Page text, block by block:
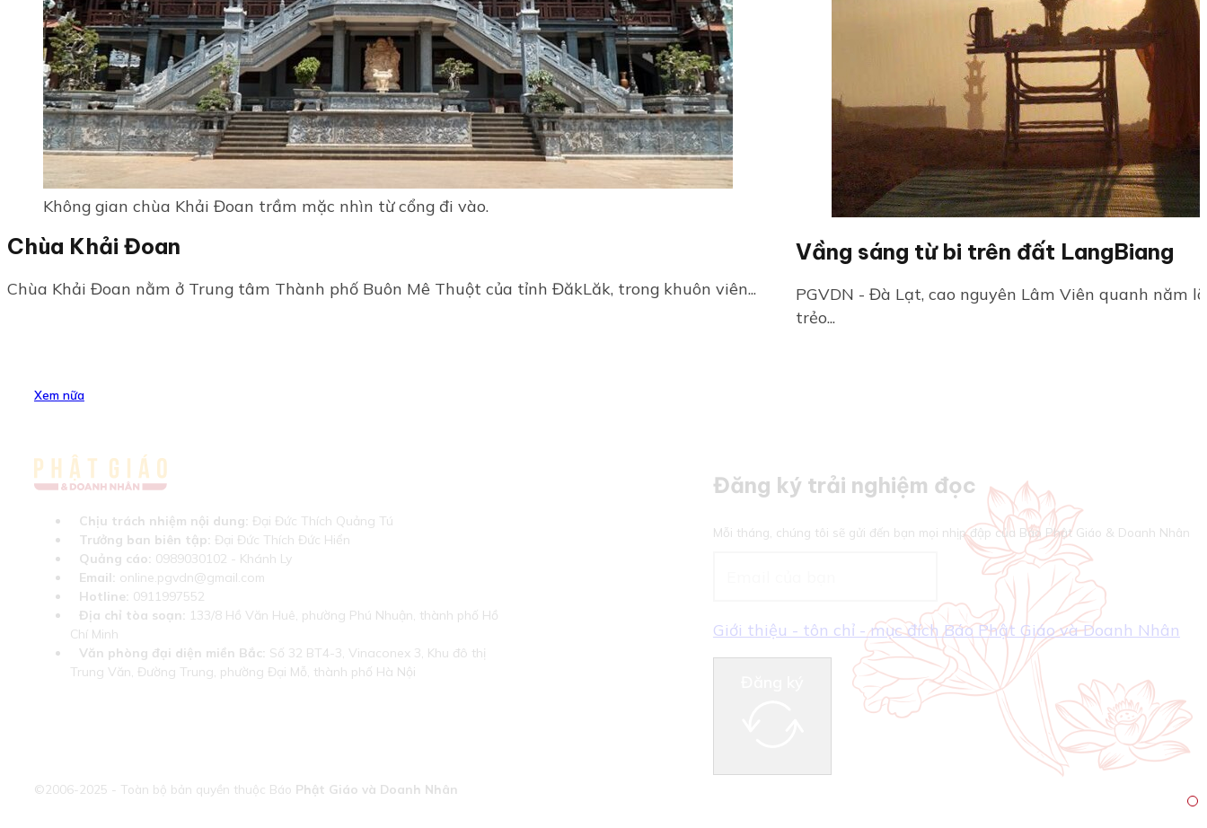
Không gian chùa Khải Đoan trầm mặc nhìn từ cổng đi vào.
Chùa Khải Đoan
Chùa Khải Đoan nằm ở Trung tâm Thành phố Buôn Mê Thuột của tỉnh ĐăkLăk, trong khuôn viên...
Vầng sáng từ bi trên đất LangBiang
PGVDN - Đà Lạt, cao nguyên Lâm Viên quanh năm
trẻo...
Xem nữa
Chịu trách nhiệm nội dung: Đại Đức Thích Quảng Tú
Trưởng ban biên tập: Đại Đức Thích Đức Hiển
Quảng cáo: 0989030102 - Khánh Ly
Email: online.pgvdn@gmail.com
Hotline: 0911997552
Địa chỉ tòa soạn: 133/8 Hồ Văn Huê, phường Phú Nhuận, thành phố Hồ
Chí Minh
Văn phòng đại diện miền Bắc: Số 32 BT4-3, Vinaconex 3, Khu đô thị
Trung Văn, Đường Trung, phường Đại Mỗ, thành phố Hà Nội
Đăng ký trải nghiệm đọc
Mỗi tháng, chúng tôi sẽ gửi đến bạn mọi nhịp đập của Báo Phật Giáo & Doanh Nhân
Giới thiệu - tôn chỉ - mục đích Báo Phật Giáo và Doanh Nhân
©2006-2025 - Toàn bộ bản quyền thuộc Báo Phật Giáo và Doanh Nhân